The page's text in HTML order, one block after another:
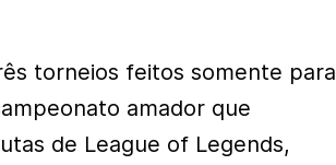
torneios feitos somente para
amador que
de League of Legends,